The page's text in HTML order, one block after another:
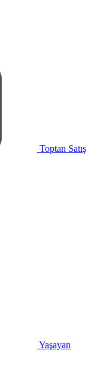
Toptan Satış
Yaşayan